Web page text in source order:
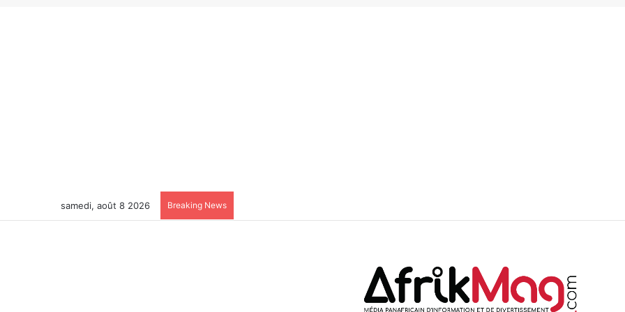
samedi, août 8 2026 Breaking News